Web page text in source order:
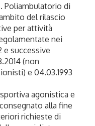
Poliambulatorio di
del rilascio
per attività
nei
e successive
(non
e 04.03.1993
agonistica e
alla fine
richieste di